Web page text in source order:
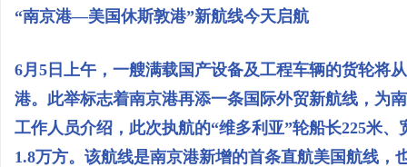
“南京港—美国休斯敦港”新航线今天启航
6月5日上午，一艘满载国产设备及工程车辆的货轮将
港。此举标志着南京港再添一条国际外贸新航线，为
工作人员介绍，此次执航的“维多利亚”轮船长225米
1.8万方。该航线是南京港新增的首条直航美国航线